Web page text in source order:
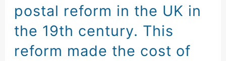
postal reform in the UK in
the 19th century. This
reform made the cost of